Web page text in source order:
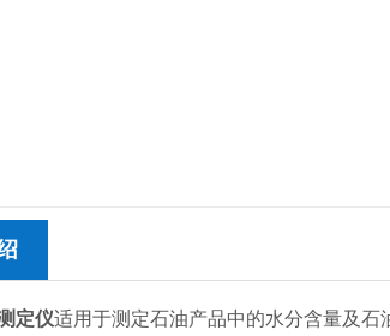
定仪适用于测定石油产品中的水分含量及